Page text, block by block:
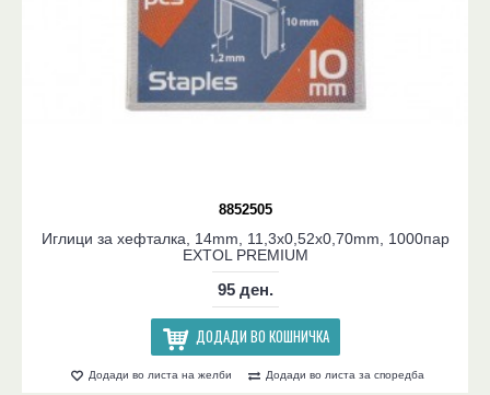
8852505
Иглици за хефталка, 14mm, 11,3x0,52x0,70mm, 1000пар
EXTOL PREMIUM
95 ден.
ДОДАДИ ВО КОШНИЧКА
Додади во листа на желби Додади во листа за споредба